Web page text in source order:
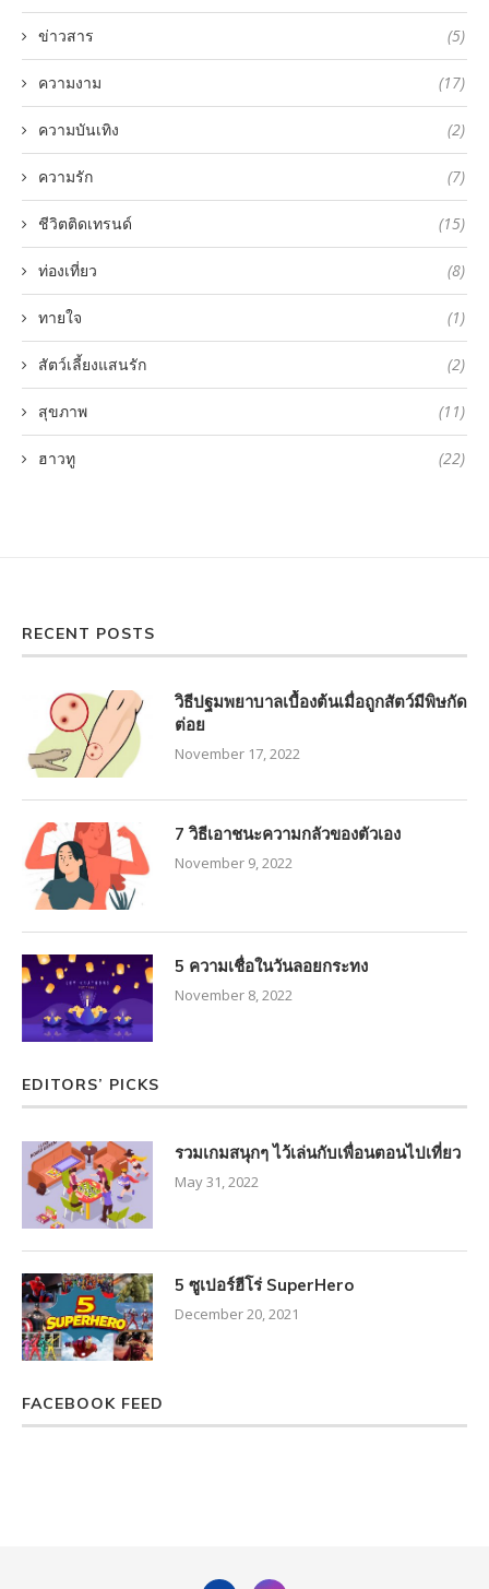
ข่าวสาร (5)
ความงาม (17)
ความบันเทิง (2)
ความรัก (7)
ชีวิตติดเทรนด์ (15)
ท่องเที่ยว (8)
ทายใจ (1)
สัตว์เลี้ยงแสนรัก (2)
สุขภาพ (11)
ฮาวทู (22)
RECENT POSTS
วิธีปฐมพยาบาลเบื้องต้นเมื่อถูกสัตว์มีพิษกัด
ต่อย
November 17, 2022
7 วิธีเอาชนะความกลัวของตัวเอง
November 9, 2022
5 ความเชื่อในวันลอยกระทง
November 8, 2022
EDITORS’ PICKS
รวมเกมสนุกๆ ไว้เล่นกับเพื่อนตอนไปเที่ยว
May 31, 2022
5 ซูเปอร์ฮีโร่ SuperHero
December 20, 2021
FACEBOOK FEED